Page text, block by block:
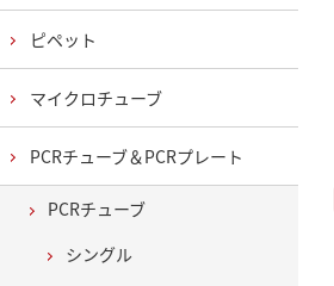
ピペット
マイクロチューブ
PCRチューブ＆PCRプレート
PCRチューブ
シングル